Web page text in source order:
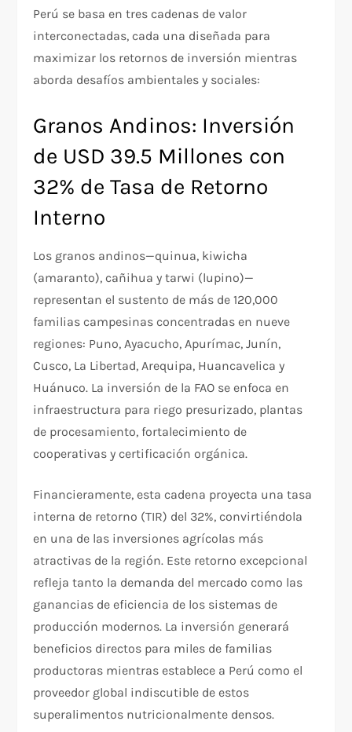
Perú se basa en tres cadenas de valor
interconectadas, cada una diseñada para
maximizar los retornos de inversión mientras
aborda desafíos ambientales y sociales:
Granos Andinos: Inversión
de USD 39.5 Millones con
32% de Tasa de Retorno
Interno
Los granos andinos—quinua, kiwicha
(amaranto), cañihua y tarwi (lupino)—
representan el sustento de más de 120,000
familias campesinas concentradas en nueve
regiones: Puno, Ayacucho, Apurímac, Junín,
Cusco, La Libertad, Arequipa, Huancavelica y
Huánuco. La inversión de la FAO se enfoca en
infraestructura para riego presurizado, plantas
de procesamiento, fortalecimiento de
cooperativas y certificación orgánica.
Financieramente, esta cadena proyecta una tasa
interna de retorno (TIR) del 32%, convirtiéndola
en una de las inversiones agrícolas más
atractivas de la región. Este retorno excepcional
refleja tanto la demanda del mercado como las
ganancias de eficiencia de los sistemas de
producción modernos. La inversión generará
beneficios directos para miles de familias
productoras mientras establece a Perú como el
proveedor global indiscutible de estos
superalimentos nutricionalmente densos.